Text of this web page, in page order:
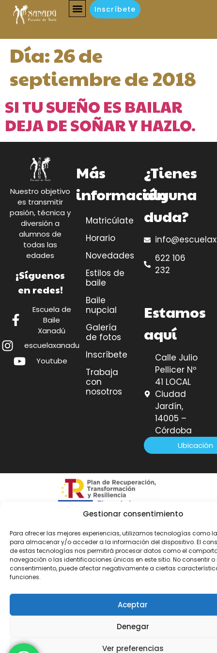
Gestionar consentimiento
Para ofrecer las mejores experiencias, utilizamos tecnologías como
para almacenar y/o acceder a la información del dispositivo. El
de estas tecnologías nos permitirá procesar datos como el
navegación o las identificaciones únicas en este sitio. No consentir o
consentimiento, puede afectar negativamente a ciertas
funciones.
Aceptar
Denegar
Ver preferencias
Inscríbete
Día:26 de
septiembre de 2018
SI TU SUEÑO ES BAILAR
DEJA DE SOÑAR Y HAZLO.
Nuestro objetivo
es transmitir
pasión, técnica y
diversión a
alumnos de
todas las
edades
¡Síguenos
en redes!
Escuela de
Baile
Xanadú
escuelaxanadu
Youtube
Más
información
Matricúlate
Horario
Novedades
Estilos de
baile
Baile
nupcial
Galería
de fotos
Inscríbete
Trabaja
con
nosotros
¿Tienes
alguna
duda?
622 106
232
Estamos
aquí
Calle Julio
Pellicer Nº
41 LOCAL
Ciudad
Jardín,
14005 –
Córdoba
Ubicación
Política de Privacidad Aviso Legal
Política de cookies
© Copyright 2025 | Diseño web:
Taller Empresarial 2.0